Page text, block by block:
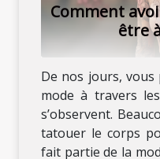
Comment
être
De nos jours, vous
mode à travers
s’observent.
tatouer le corps
fait partie de la